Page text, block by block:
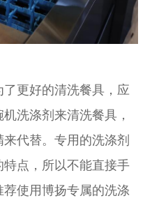
更好的清洗餐具，应
洗涤剂来清洗餐具，
代替。专用的洗涤剂
点，所以不能直接手
使用博扬专属的洗涤